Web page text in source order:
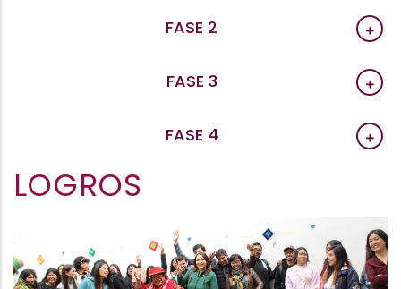
FASE 2
FASE 3
FASE 4
LOGROS